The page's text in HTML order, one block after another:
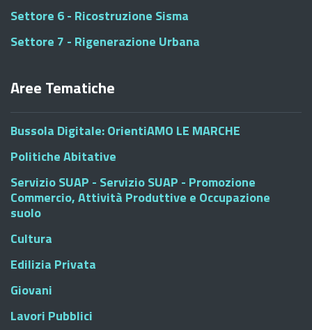
Settore 6 - Ricostruzione Sisma
Settore 7 - Rigenerazione Urbana
Aree Tematiche
Bussola Digitale: OrientiAMO LE MARCHE
Politiche Abitative
Servizio SUAP - Servizio SUAP - Promozione
Commercio, Attività Produttive e Occupazione
suolo
Cultura
Edilizia Privata
Giovani
Lavori Pubblici